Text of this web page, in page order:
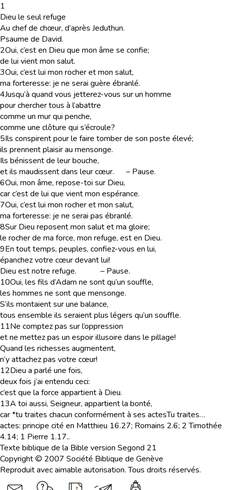
1
Dieu le seul refuge
Au chef de chœur, d’après Jeduthun.
Psaume de David.
2Oui, c’est en Dieu que mon âme se confie;
de lui vient mon salut.
3Oui, c’est lui mon rocher et mon salut,
ma forteresse: je ne serai guère ébranlé.
4Jusqu’à quand vous jetterez-vous sur un homme
pour chercher tous à l’abattre
comme un mur qui penche,
comme une clôture qui s’écroule?
5Ils conspirent pour le faire tomber de son poste élevé;
ils prennent plaisir au mensonge.
Ils bénissent de leur bouche,
et ils maudissent dans leur cœur.
– Pause.
6Oui, mon âme, repose-toi sur Dieu,
car c’est de lui que vient mon espérance.
7Oui, c’est lui mon rocher et mon salut,
ma forteresse: je ne serai pas ébranlé.
8Sur Dieu reposent mon salut et ma gloire;
le rocher de ma force, mon refuge, est en Dieu.
9En tout temps, peuples, confiez-vous en lui,
épanchez votre cœur devant lui!
Dieu est notre refuge.
– Pause.
10Oui, les fils d’Adam ne sont qu’un souffle,
les hommes ne sont que mensonge.
S’ils montaient sur une balance,
tous ensemble ils seraient plus légers qu’un souffle.
11Ne comptez pas sur l’oppression
et ne mettez pas un espoir illusoire dans le pillage!
Quand les richesses augmentent,
n’y attachez pas votre cœur!
12Dieu a parlé une fois,
deux fois j’ai entendu ceci:
c’est que la force appartient à Dieu.
13A toi aussi, Seigneur, appartient la bonté,
car *tu traites chacun conformément à ses actesTu traites…
actes: principe cité en Matthieu 16.27; Romains 2.6; 2 Timothée
4.14; 1 Pierre 1.17..
Texte biblique de la Bible version Segond 21
Copyright © 2007 Société Biblique de Genève
Reproduit avec aimable autorisation. Tous droits réservés.